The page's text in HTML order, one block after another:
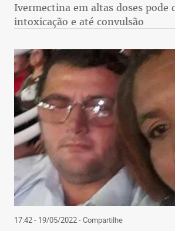
Ivermectina em altas doses pode
intoxicação e até convulsão
17:42 - 19/05/2022- Compartilhe